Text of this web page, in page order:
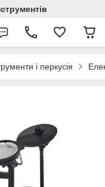
і перкусія